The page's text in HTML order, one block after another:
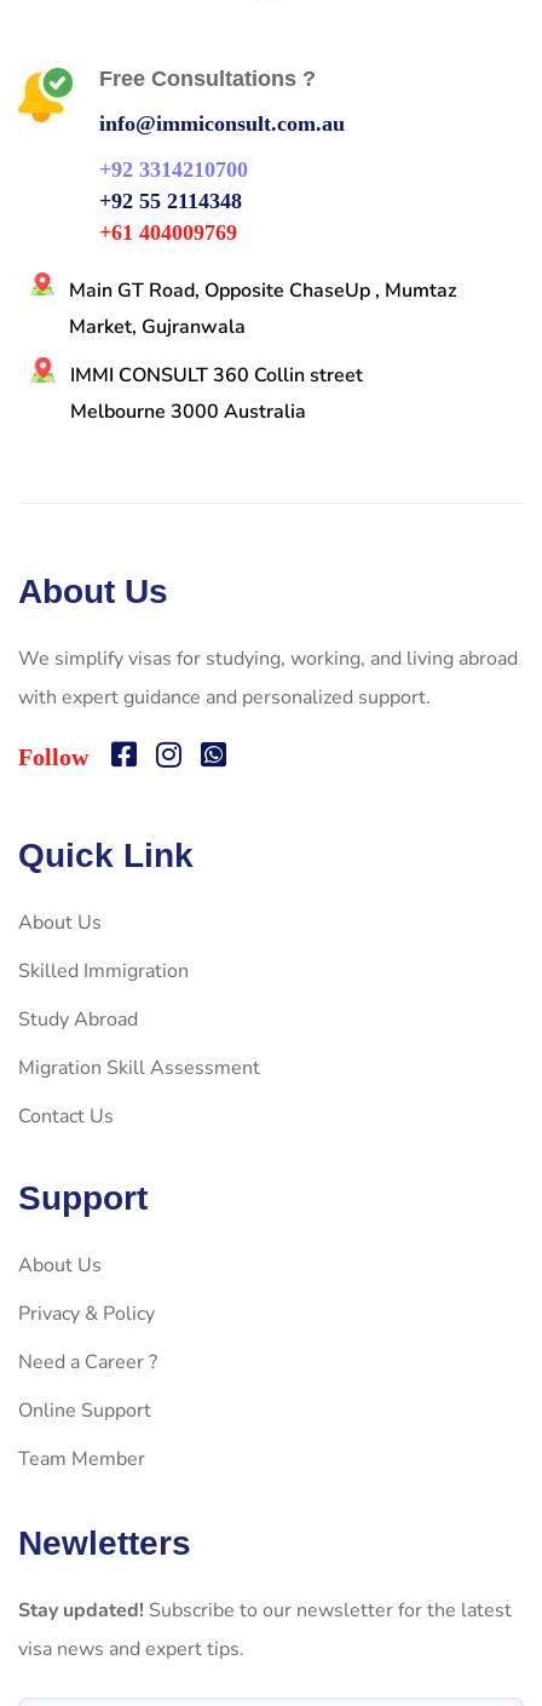
Free Consultations ?
info@immiconsult.com.au
+92 3314210700
+92 55 2114348
+61 404009769
Main GT Road, Opposite ChaseUp , Mumtaz
Market, Gujranwala
IMMI CONSULT 360 Collin street
Melbourne 3000 Australia
About Us
We simplify visas for studying, working, and living abroad
with expert guidance and personalized support.
Follow
Quick Link
About Us
Skilled Immigration
Study Abroad
Migration Skill Assessment
Contact Us
Support
About Us
Privacy & Policy
Need a Career ?
Online Support
Team Member
Newletters
Stay updated! Subscribe to our newsletter for the latest
visa news and expert tips.